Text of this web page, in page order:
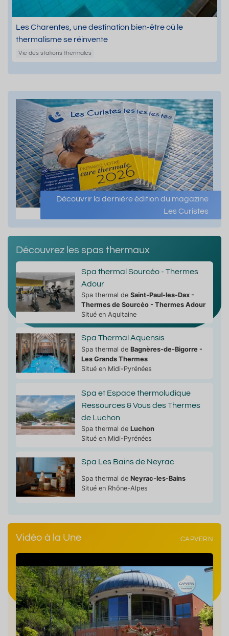
Les Charentes, une destination bien-être où le
thermalisme se réinvente
Vie des stations thermales
Découvrir la dernière édition du magazine
Les Curistes
Découvrez les spas thermaux
Spa thermal Sourcéo - Thermes
Adour
Spa thermal de Saint-Paul-les-Dax -
Thermes de Sourcéo - Thermes Adour
Situé en Aquitaine
Spa Thermal Aquensis
Spa thermal de Bagnères-de-Bigorre -
Les Grands Thermes
Situé en Midi-Pyrénées
Spa et Espace thermoludique
Ressources & Vous des Thermes
de Luchon
Spa thermal de Luchon
Situé en Midi-Pyrénées
Spa Les Bains de Neyrac
Spa thermal de Neyrac-les-Bains
Situé en Rhône-Alpes
Vidéo à la Une CAPVERN